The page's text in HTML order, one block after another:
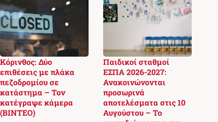
Κόρινθος: Δύο
επιθέσεις με πλάκα
πεζοδρομίου σε
κατάστημα – Τον
κατέγραψε κάμερα
(ΒΙΝΤΕΟ)
Παιδικοί σταθμοί
ΕΣΠΑ 2026-2027:
Ανακοινώνονται
προσωρινά
αποτελέσματα στις 10
Αυγούστου – Το